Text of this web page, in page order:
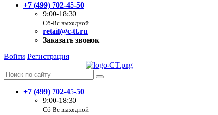
+7 (499) 702-45-50
9:00-18:30
Сб-Вс выходной
retail@c-tt.ru
Заказать звонок
Войти Регистрация
+7 (499) 702-45-50
9:00-18:30
Сб-Вс выходной